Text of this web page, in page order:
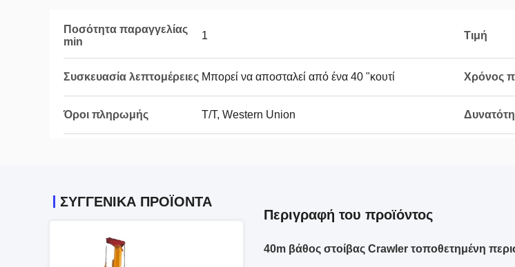
Ποσότητα παραγγελίας
min
1 Τιμή
Συσκευασία λεπτομέρειες Μπορεί να αποσταλεί από ένα 40 "κουτί Χρόνος
Όροι πληρωμής T/T, Western Union
ΣΥΓΓΕΝΙΚΆ ΠΡΟΪΌΝΤΑ
Περιγραφή του προϊόντος
40m βάθος στοίβας Crawler τοποθετημένη